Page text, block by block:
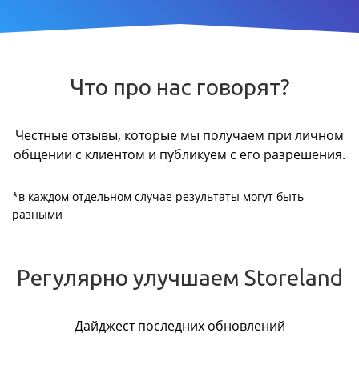
Что про нас говорят?
Честные отзывы, которые мы получаем при личном
общении с клиентом и публикуем с его разрешения.
*в каждом отдельном случае результаты могут быть
разными
Регулярно улучшаем Storeland
Дайджест последних обновлений